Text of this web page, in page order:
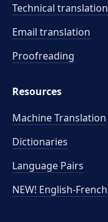
Technical translation
Email translation
Proofreading
Resources
Machine Translation
Dictionaries
Language Pairs
NEW! English-French